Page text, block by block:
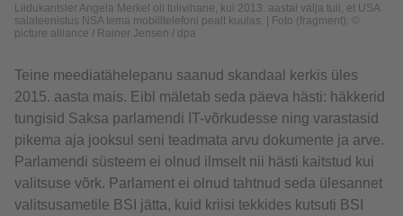
Liidukantsler Angela Merkel oli tulivihane, kui 2013. aastal välja tuli, et USA
salateenistus NSA tema mobiiltelefoni pealt kuulas. | Foto (fragment): ©
picture alliance / Rainer Jensen / dpa
Teine meediatähelepanu saanud skandaal kerkis üles
2015. aasta mais. Eibl mäletab seda päeva hästi: häkkerid
tungisid Saksa parlamendi IT-võrkudesse ning varastasid
pikema aja jooksul seni teadmata arvu dokumente ja arve.
Parlamendi süsteem ei olnud ilmselt nii hästi kaitstud kui
valitsuse võrk. Parlament ei olnud tahtnud seda ülesannet
valitsusametile BSI jätta, kuid kriisi tekkides kutsuti BSI